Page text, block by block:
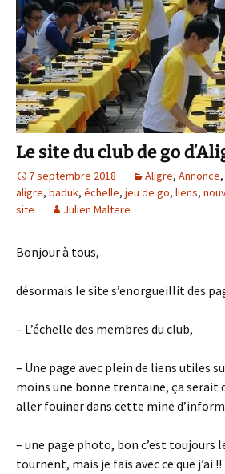
Le site du club de go
7 septembre 2018 Aligre, Annonce,
aligre, baduk, échelle, jeu de go, liens,
site
Julien Maltere
Bonjour à tous,
désormais le site s’enorgueillit des
– L’échelle des membres du club,
– Une page avec plein de liens utiles
moins une bonne trentaine, ça serait
aller fouiner dans cette mine
– une page photo, bon c’est toujours
tournent, mais je fais avec ce que j’ai